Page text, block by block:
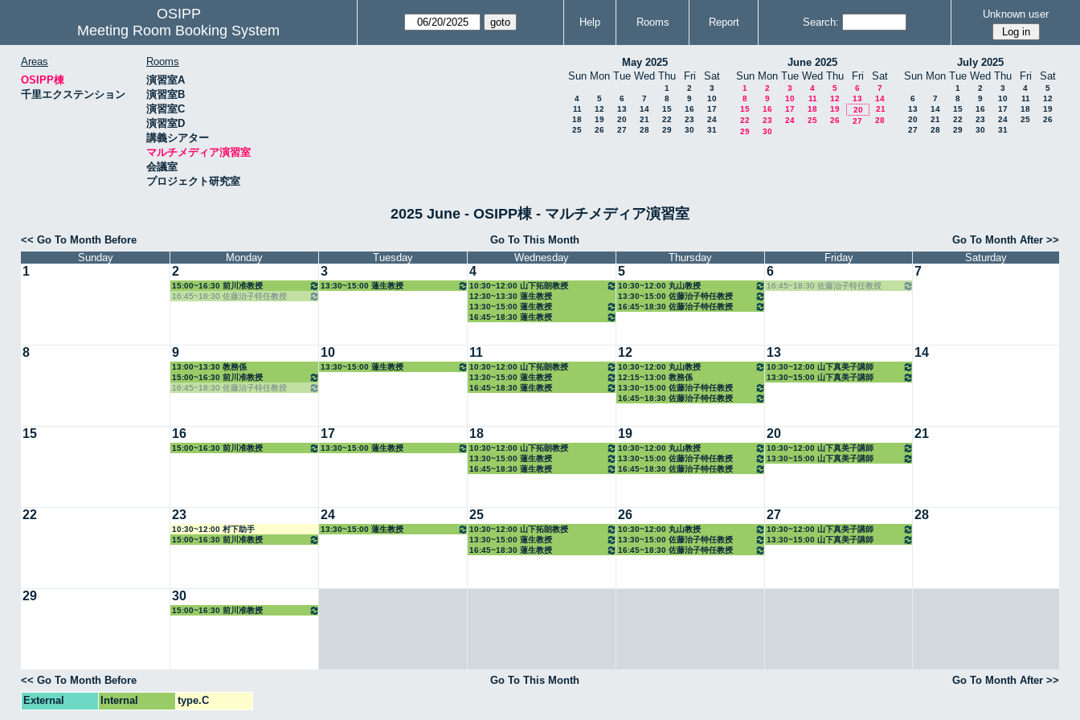
OSIPP
Meeting Room Booking System
Help Rooms Report Search:
Unknown user
Areas
OSIPP棟
千里エクステンション
Rooms
演習室A
演習室B
演習室C
演習室D
講義シアター
マルチメディア演習室
会議室
プロジェクト研究室
May 2025
Sun Mon Tue Wed Thu Fri Sat
1 2
3
4
5 6 7 8 9
10
11
12 13 14 15 16
17
18
19 20 21 22 23
24
25
26 27 28 29 30 31
June 2025
Sun Mon Tue Wed Thu Fri Sat
1 2 3 4 5 6
7
8
9 10 11 12 13
14
15
16 17 18 19 20
21
22
23 24 25 26 27
28
29
30
July 2025
Sun Mon Tue Wed Thu Fri Sat
1 2 3 4
5
6
7 8 9 10 11
12
13
14 15 16 17 18
19
20
21 22 23 24 25
26
27
28 29 30 31
2025 June - OSIPP棟 - マルチメディア演習室
<< Go To Month Before Go To This Month
Go To Month After >>
Sunday
Monday Tuesday Wednesday Thursday Friday Saturday
1 2
15:00~16:30 前川准教授
16:45~18:30 佐藤治子特任教授
3
13:30~15:00 蓮生教授
4
10:30~12:00 山下拓朗教授
12:30~13:30 蓮生教授
13:30~15:00 蓮生教授
16:45~18:30 蓮生教授
5
10:30~12:00 丸山教授
13:30~15:00 佐藤治子特任教授
16:45~18:30 佐藤治子特任教授
6
16:45~18:30 佐藤治子特任教授
7
8 9
13:00~13:30 教務係
15:00~16:30 前川准教授
16:45~18:30 佐藤治子特任教授
10
13:30~15:00 蓮生教授
11
10:30~12:00 山下拓朗教授
13:30~15:00 蓮生教授
16:45~18:30 蓮生教授
12
10:30~12:00 丸山教授
12:15~13:00 教務係
13:30~15:00 佐藤治子特任教授
16:45~18:30 佐藤治子特任教授
13
10:30~12:00 山下真美子講師
13:30~15:00 山下真美子講師
14
15 16
15:00~16:30 前川准教授
17
13:30~15:00 蓮生教授
18
10:30~12:00 山下拓朗教授
13:30~15:00 蓮生教授
16:45~18:30 蓮生教授
19
10:30~12:00 丸山教授
13:30~15:00 佐藤治子特任教授
16:45~18:30 佐藤治子特任教授
20
10:30~12:00 山下真美子講師
13:30~15:00 山下真美子講師
21
22 23
10:30~12:00 村下助手
15:00~16:30 前川准教授
24
13:30~15:00 蓮生教授
25
10:30~12:00 山下拓朗教授
13:30~15:00 蓮生教授
16:45~18:30 蓮生教授
26
10:30~12:00 丸山教授
13:30~15:00 佐藤治子特任教授
16:45~18:30 佐藤治子特任教授
27
10:30~12:00 山下真美子講師
13:30~15:00 山下真美子講師
28
29 30
15:00~16:30 前川准教授
<< Go To Month Before Go To This Month
Go To Month After >>
External
Internal type.C